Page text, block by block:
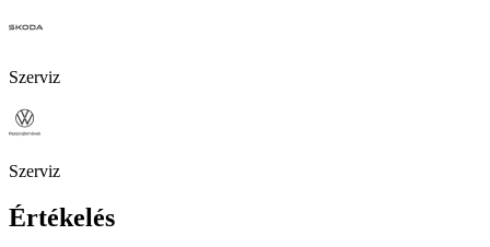
Szerviz
Szerviz
Értékelés